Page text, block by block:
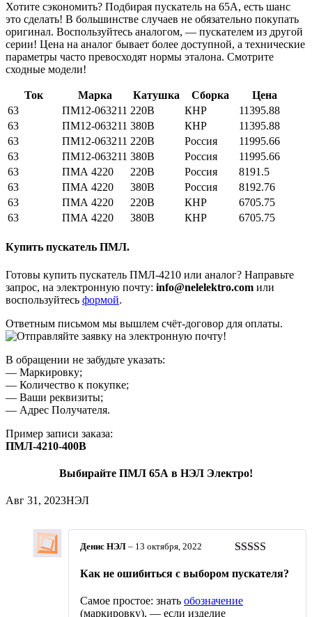
Хотите сэкономить? Подбирая пускатель на 65А, есть шанс
это сделать! В большинстве случаев не обязательно покупать
оригинал. Воспользуйтесь аналогом, — пускателем из другой
серии! Цена на аналог бывает более доступной, а технические
параметры часто превосходят нормы эталона. Смотрите
сходные модели!
Ток Марка Катушка Сборка
Цена
63
ПМ12-063211 220В КНР
11395.88
63
ПМ12-063211 380В КНР
11395.88
63
ПМ12-063211 220В Россия
11995.66
63
ПМ12-063211 380В Россия
11995.66
63
ПМА 4220 220В Россия
8191.5
63
ПМА 4220 380В Россия
8192.76
63
ПМА 4220 220В КНР
6705.75
63
ПМА 4220 380В КНР 6705.75
Купить пускатель ПМЛ.
Готовы купить пускатель ПМЛ-4210 или аналог? Направьте
запрос, на электронную почту: info@nelelektro.com или
воспользуйтесь формой.
Ответным письмом мы вышлем счёт-договор для оплаты.
В обращении не забудьте указать:
— Маркировку;
— Количество к покупке;
— Ваши реквизиты;
— Адрес Получателя.
Пример записи заказа:
ПМЛ-4210-400В
Выбирайте ПМЛ 65А в НЭЛ Электро!
Авг 31, 2023НЭЛ
5
Денис НЭЛ – 13 октября, 2022
Как не ошибиться с выбором пускателя?
Самое простое: знать обозначение
(маркировку), — если изделие